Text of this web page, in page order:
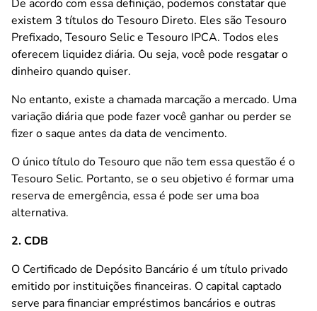
De acordo com essa definição, podemos constatar que
existem 3 títulos do Tesouro Direto. Eles são Tesouro
Prefixado, Tesouro Selic e Tesouro IPCA. Todos eles
oferecem liquidez diária. Ou seja, você pode resgatar o
dinheiro quando quiser.
No entanto, existe a chamada marcação a mercado. Uma
variação diária que pode fazer você ganhar ou perder se
fizer o saque antes da data de vencimento.
O único título do Tesouro que não tem essa questão é o
Tesouro Selic. Portanto, se o seu objetivo é formar uma
reserva de emergência, essa é pode ser uma boa
alternativa.
2. CDB
O Certificado de Depósito Bancário é um título privado
emitido por instituições financeiras. O capital captado
serve para financiar empréstimos bancários e outras